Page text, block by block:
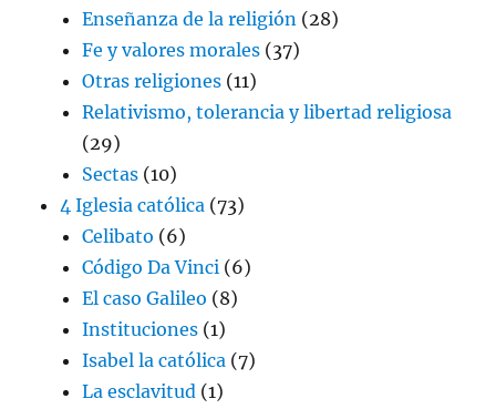
Enseñanza de la religión (28)
Fe y valores morales (37)
Otras religiones (11)
Relativismo, tolerancia y libertad religiosa
(29)
Sectas (10)
4 Iglesia católica (73)
Celibato (6)
Código Da Vinci (6)
El caso Galileo (8)
Instituciones (1)
Isabel la católica (7)
La esclavitud (1)